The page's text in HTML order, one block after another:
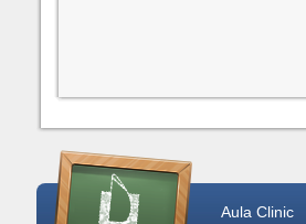
Aula Clinic